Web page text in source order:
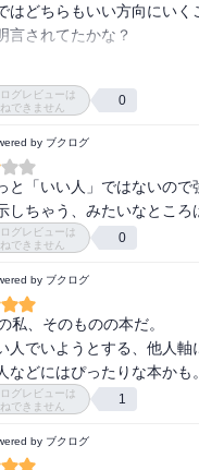
はどちらもいい方向にいく
言されてたかな？
、嫌われるかもとか
めにって思いすぎないよう
グレビューは
できません
0
by ブクログ
と「いい人」ではないの
しちゃう、みたいなとこ
グレビューは
できません
0
by ブクログ
私、そのものの本だ。
人でいようとする、他人軸
などにはぴったりな本かも。
グレビューは
できません
1
by ブクログ